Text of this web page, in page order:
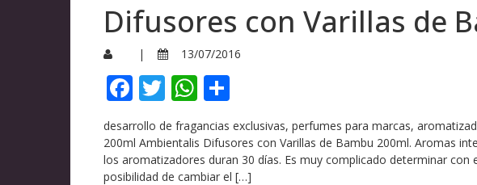
Difusores con Varillas de
| 13/07/2016
Facebook
TwitterWhatsApp
desarrollo de fragancias exclusivas, perfumes para marcas,
200ml Ambientalis Difusores con Varillas de Bambu 200ml. Aromas
los aromatizadores duran 30 días. Es muy complicado determinar
posibilidad de cambiar el […]